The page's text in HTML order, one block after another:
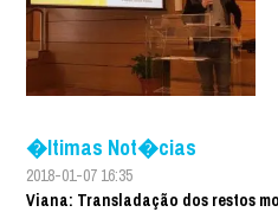
�ltimas Not�cias
2018-01-07 16:35
Viana: Transladação dos restos